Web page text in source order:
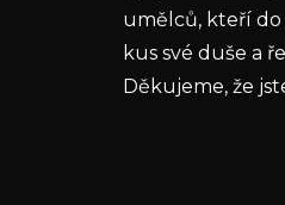
umělců, kteří
kus své duše a
Děkujeme, že